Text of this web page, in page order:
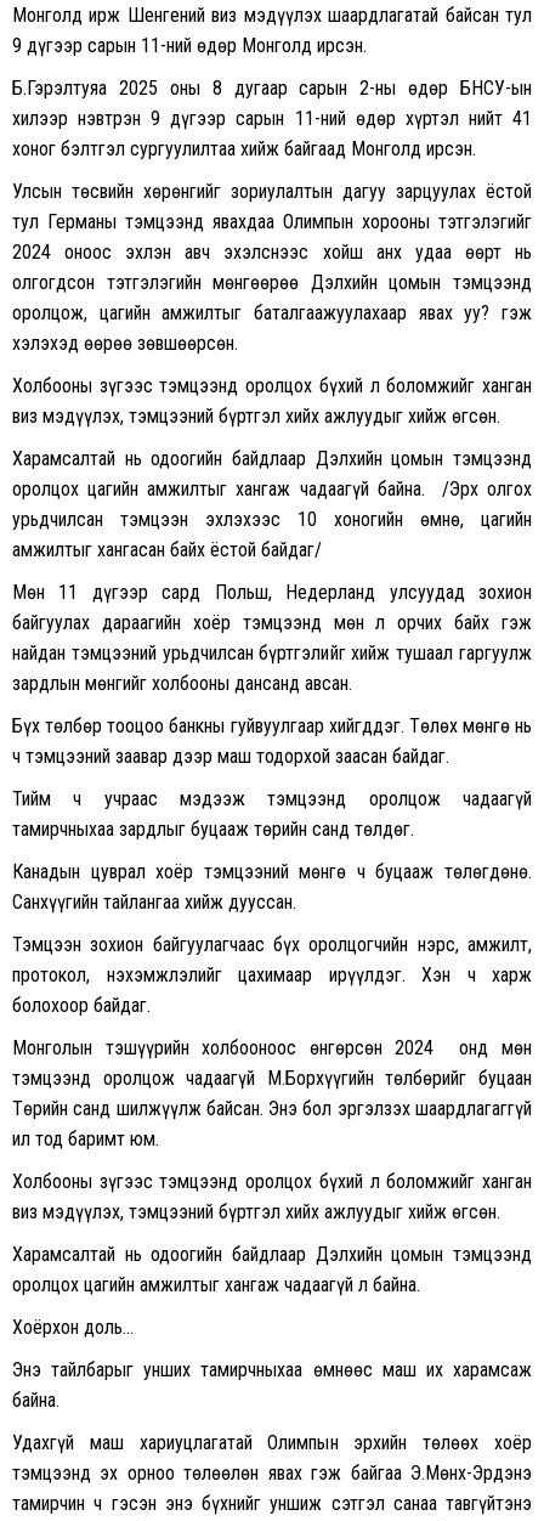
Монголд ирж Шенгений виз мэдүүлэх шаардлагатай байсан тул
9 дүгээр сарын 11-ний өдөр Монголд ирсэн.
Б.Гэрэлтуяа 2025 оны 8 дугаар сарын 2-ны өдөр БНСУ-ын
хилээр нэвтрэн 9 дүгээр сарын 11-ний өдөр хүртэл нийт 41
хоног бэлтгэл сургуулилтаа хийж байгаад Монголд ирсэн.
Улсын төсвийн хөрөнгийг зориулалтын дагуу зарцуулах ёстой
тул Германы тэмцээнд явахдаа Олимпын хорооны тэтгэлэгийг
2024 оноос эхлэн авч эхэлснээс хойш анх удаа өөрт нь
олгогдсон тэтгэлэгийн мөнгөөрөө Дэлхийн цомын тэмцээнд
оролцож, цагийн амжилтыг баталгаажуулахаар явах уу? гэж
хэлэхэд өөрөө зөвшөөрсөн.
Холбооны зүгээс тэмцээнд оролцох бүхий л боломжийг ханган
виз мэдүүлэх, тэмцээний бүртгэл хийх ажлуудыг хийж өгсөн.
Харамсалтай нь одоогийн байдлаар Дэлхийн цомын тэмцээнд
оролцох цагийн амжилтыг хангаж чадаагүй байна. /Эрх олгох
урьдчилсан тэмцээн эхлэхээс 10 хоногийн өмнө, цагийн
амжилтыг хангасан байх ёстой байдаг/
Мөн 11 дүгээр сард Польш, Недерланд улсуудад зохион
байгуулах дараагийн хоёр тэмцээнд мөн л орчих байх гэж
найдан тэмцээний урьдчилсан бүртгэлийг хийж тушаал гаргуулж
зардлын мөнгийг холбооны дансанд авсан.
Бүх төлбөр тооцоо банкны гуйвуулгаар хийгддэг. Төлөх мөнгө нь
ч тэмцээний заавар дээр маш тодорхой заасан байдаг.
Тийм ч учраас мэдээж тэмцээнд оролцож чадаагүй
тамирчныхаа зардлыг буцааж төрийн санд төлдөг.
Канадын цуврал хоёр тэмцээний мөнгө ч буцааж төлөгдөнө.
Санхүүгийн тайлангаа хийж дууссан.
Тэмцээн зохион байгуулагчаас бүх оролцогчийн нэрс, амжилт,
протокол, нэхэмжлэлийг цахимаар ирүүлдэг. Хэн ч харж
болохоор байдаг.
Монголын тэшүүрийн холбооноос өнгөрсөн 2024 онд мөн
тэмцээнд оролцож чадаагүй М.Борхүүгийн төлбөрийг буцаан
Төрийн санд шилжүүлж байсан. Энэ бол эргэлзэх шаардлагаггүй
ил тод баримт юм.
Холбооны зүгээс тэмцээнд оролцох бүхий л боломжийг ханган
виз мэдүүлэх, тэмцээний бүртгэл хийх ажлуудыг хийж өгсөн.
Харамсалтай нь одоогийн байдлаар Дэлхийн цомын тэмцээнд
оролцох цагийн амжилтыг хангаж чадаагүй л байна.
Хоёрхон доль…
Энэ тайлбарыг унших тамирчныхаа өмнөөс маш их харамсаж
байна.
Удахгүй маш хариуцлагатай Олимпын эрхийн төлөөх хоёр
тэмцээнд эх орноо төлөөлөн явах гэж байгаа Э.Мөнх-Эрдэнэ
тамирчин ч гэсэн энэ бүхнийг уншиж сэтгэл санаа тавгүйтэнэ